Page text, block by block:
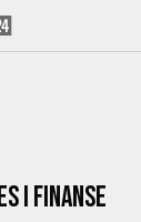
i Finanse